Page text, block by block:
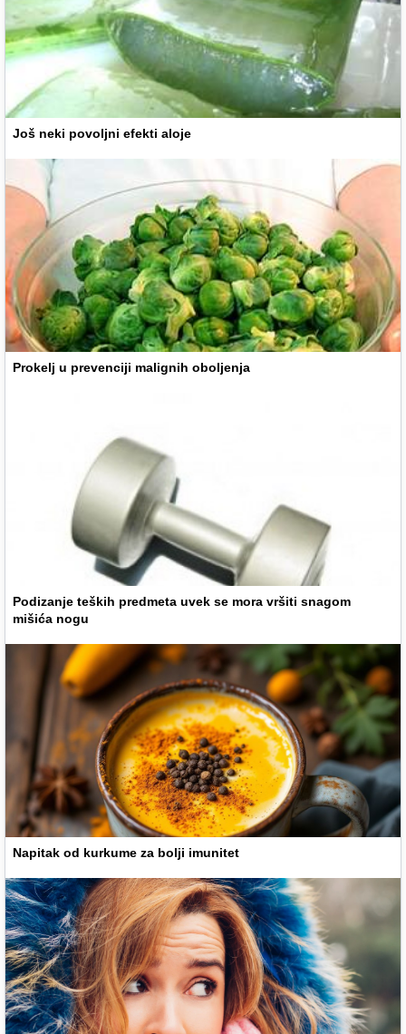
Još neki povoljni efekti aloje
Prokelj u prevenciji malignih oboljenja
Podizanje teških predmeta uvek se mora vršiti snagom
mišića nogu
Napitak od kurkume za bolji imunitet